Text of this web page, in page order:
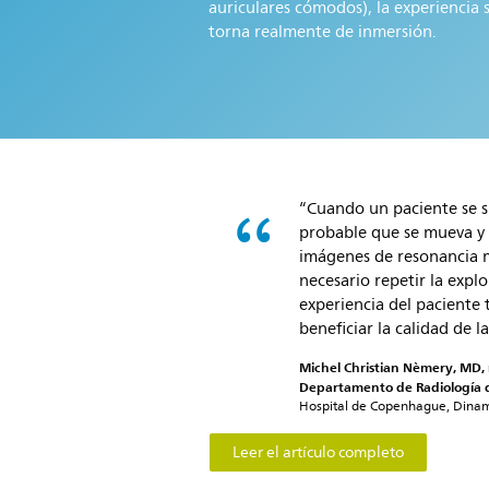
auriculares cómodos), la experiencia
torna realmente de inmersión.
“Cuando un paciente se
probable que se mueva
imágenes de
necesario repetir la
experiencia del
beneficiar la calidad de
Michel Christian Nèmery,
Departamento de
Hospital de Copenhague,
Leer el artículo completo